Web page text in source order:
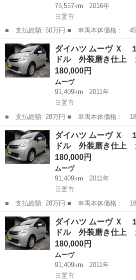
75,557km
2016年
日置市
■ 支払総額: 50万円 ■ 車両本体価格： 450,000 円 ■ メーカー
名： ダイハツ ■ 車種名： ミラココア
Ｘ ドライブレコーダー バックカメラ
ドリングストップ...
鹿児島 日置市 ミラ
ダイハツ ムーヴ Ｘ
ドル 外装磨き仕
180,000円
ムーヴ
91,409km
2011年
日置市
■ 支払総額: 28万円 ■ 車両本体価格： 180,000 円 ■ メーカー
名： ダイハツ ■ 車種名： ムーヴ ■ グ
証付 エアコアイドル 外装磨き仕上 ガ
ニング ＣＤ ■...
鹿児島 日置市 ムーヴ 車両
ダイハツ ムーヴ Ｘ
ドル 外装磨き仕
180,000円
ムーヴ
91,409km
2011年
日置市
■ 支払総額: 28万円 ■ 車両本体価格： 180,000 円 ■ メーカー
名： ダイハツ ■ 車種名： ムーヴ ■ グ
証付 エアコアイドル 外装磨き仕上 ガ
ニング ＣＤ ■...
鹿児島 日置市 ムーヴ 車両
ダイハツ ムーヴ Ｘ
ドル 外装磨き仕
180,000円
ムーヴ
91,409km
2011年
日置市